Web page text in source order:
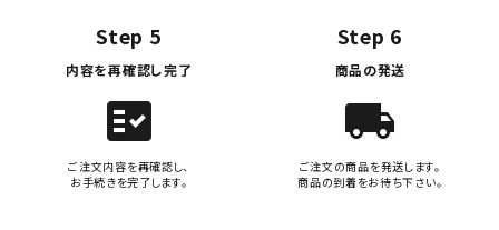
Step 5
内容を再確認し完了
fact_check
ご注文内容を再確認し、
お手続きを完了します。
Step 6
商品の発送
local_shipping
ご注文の商品を発送します。
商品の到着をお待ち下さい。